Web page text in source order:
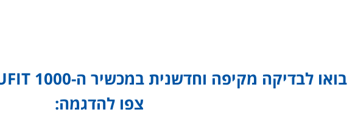
בואו לבדיקה מקיפה וחדשנית במכשיר ה-ZEISS VISUFIT 1000 ללא עלות!
צפו להדגמה: